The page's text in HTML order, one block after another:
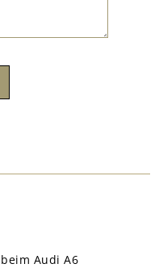
Audi A6